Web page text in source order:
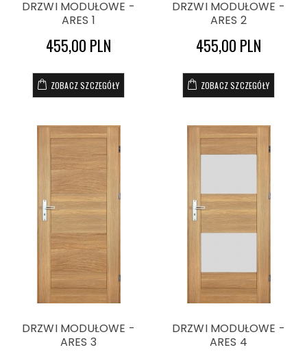
DRZWI MODUŁOWE -
ARES 1
455,00 PLN
ZOBACZ SZCZEGÓŁY
DRZWI MODUŁOWE -
ARES 2
455,00 PLN
ZOBACZ SZCZEGÓŁY
DRZWI MODUŁOWE -
ARES 3
DRZWI MODUŁOWE -
ARES 4